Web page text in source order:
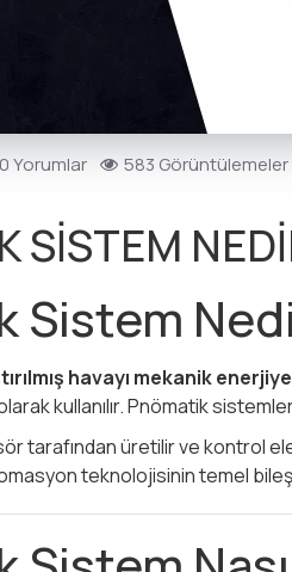
0 Yorumlar 583 Görüntülemeler
SİSTEM
Sistem
havayı mekanik
kullanılır. Pnömatik
tarafından üretilir ve kontrol
teknolojisinin temel